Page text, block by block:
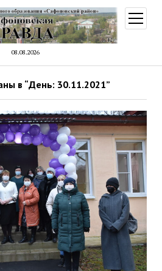
08.08.2026
меню
в “День: 30.11.2021”